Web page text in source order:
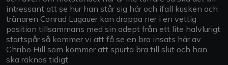
intressant att se hur han står sig här och ifall kusken och
tränaren Conrad Lugauer kan droppa ner i en vettig
position tillsammans med sin adept från ett lite halvlurigt
startspår så kommer vi att få se en bra insats här av
Chribo Hill som kommer att spurta bra till slut och han
ska räknas tidigt.